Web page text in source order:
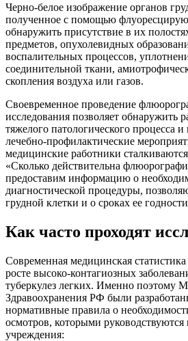
Черно-белое изображение органов
полученное с помощью
обнаружить присутствие в их
предметов, опухолевидных
воспалительных процессов,
соединительной ткани,
скопления воздуха или газов.
Своевременное проведение
исследования позволяет обнаружить
тяжелого патологического процесса
лечебно-профилактические
медицинские работники
«Сколько действительна
предоставим информацию о
диагностической процедуры,
грудной клетки и о сроках ее
Как часто проходят
Современная медицинская
росте высоко-контагиозных
туберкулез легких. Именно поэтому
Здравоохранения РФ были
нормативные правила о
осмотров, которыми
учреждения: